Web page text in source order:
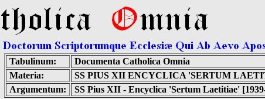
Tabulinum:
Documenta Catholica Omnia
Materia:
SS PIUS XII ENCYCLICA 'SERTUM
Argumentum:
SS Pius XII - Encyclica 'Sertum Laetitiae'